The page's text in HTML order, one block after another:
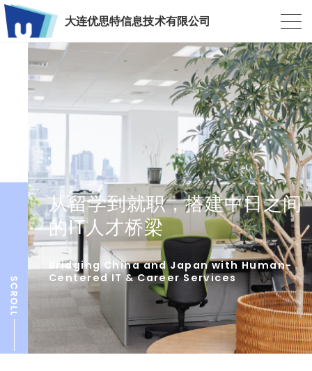
大连优思特信息技术有限公司
从留学到就职，搭建中日之间
的IT人才桥梁
Bridging China and Japan with Human-
Centered IT & Career Services